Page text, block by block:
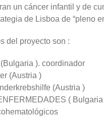
un cáncer infantil y de
de Lisboa de “pleno
del proyecto son :
). coordinador
(Austria )
(Austria )
(